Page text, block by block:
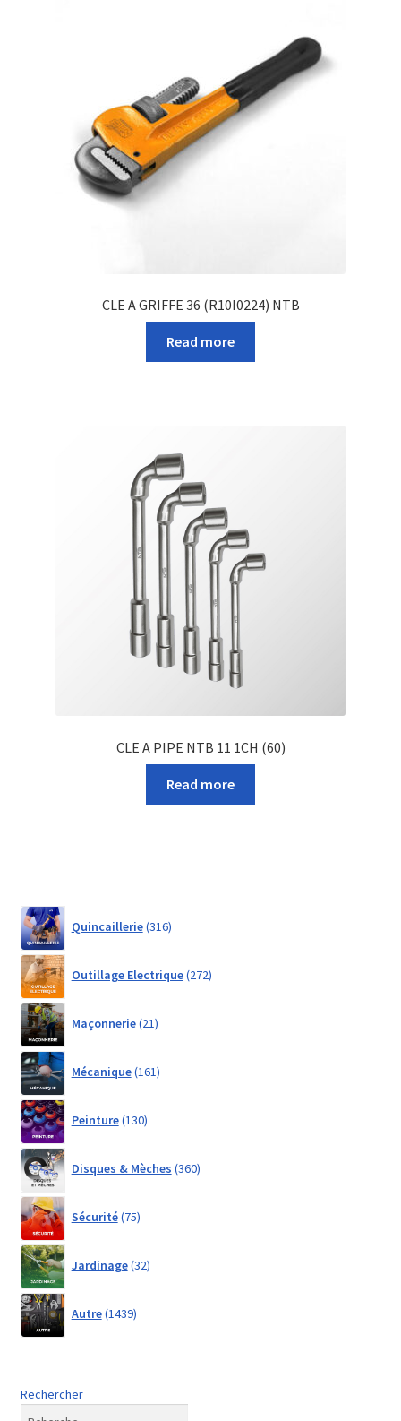
CLE A GRIFFE 36 (R10I0224) NTB
Read more
CLE A PIPE NTB 11 1CH (60)
Read more
Quincaillerie 316products
Outillage Electrique 272products
Maçonnerie 21products
Mécanique 161products
Peinture 130products
Disques & Mèches 360products
Sécurité 75products
Jardinage 32products
Autre 1439products
Rechercher